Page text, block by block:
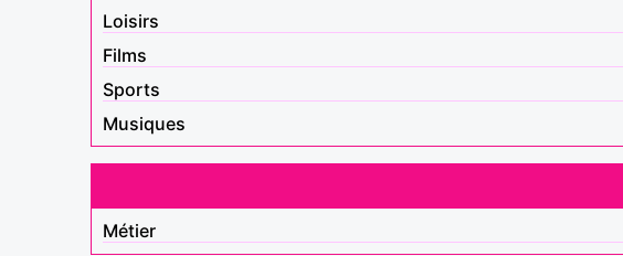
Loisirs
Films
Sports
Musiques
Métier